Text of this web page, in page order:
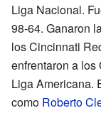
Liga Nacional.
98-64. Ganaron
los Cincinnati
enfrentaron a los
Liga Americana.
como Roberto